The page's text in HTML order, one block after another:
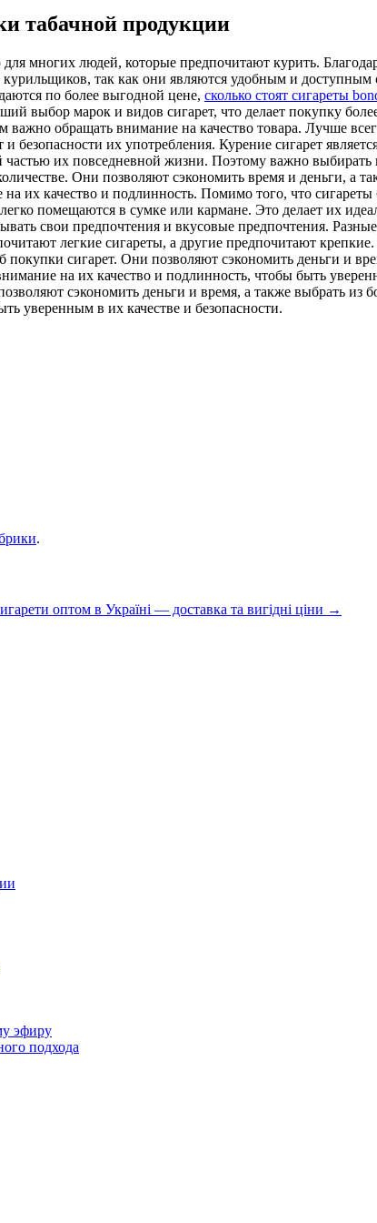
табачной продукции
многих людей, которые предпочитают курить.
так как они являются удобным и
по более выгодной цене, сколько стоят сигареты
выбор марок и видов сигарет, что делает покупку
важно обращать внимание на качество товара. Лучше
безопасности их употребления. Курение сигарет
их повседневной жизни. Поэтому важно
Они позволяют сэкономить время и деньги, а
их качество и подлинность. Помимо того, что
помещаются в сумке или кармане. Это делает их
свои предпочтения и вкусовые предпочтения.
легкие сигареты, а другие предпочитают
сигарет. Они позволяют сэкономить деньги и
на их качество и подлинность, чтобы быть
сэкономить деньги и время, а также выбрать из
уверенным в их качестве и безопасности.
.
оптом в Україні — доставка та вигідні ціни →
эфиру
подхода